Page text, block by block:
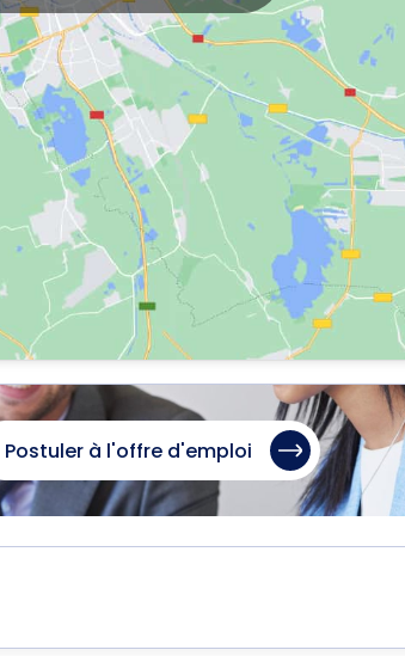
Postuler à l'offre d'emploi